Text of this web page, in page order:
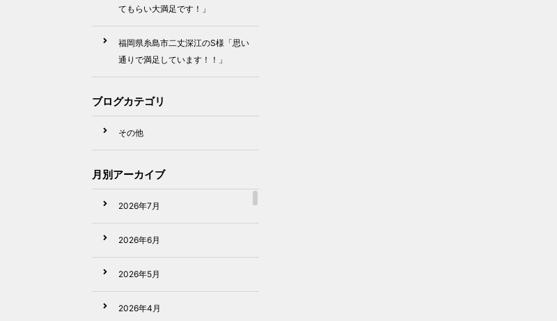
てもらい大満足です！」
福岡県糸島市二丈深江のS様「思い
通りで満足しています！！」
ブログカテゴリ
その他
月別アーカイブ
2026年7月
2026年6月
2026年5月
2026年4月